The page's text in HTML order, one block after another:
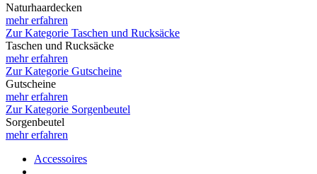
Naturhaardecken
mehr erfahren
Zur Kategorie Taschen und Rucksäcke
Taschen und Rucksäcke
mehr erfahren
Zur Kategorie Gutscheine
Gutscheine
mehr erfahren
Zur Kategorie Sorgenbeutel
Sorgenbeutel
mehr erfahren
Accessoires